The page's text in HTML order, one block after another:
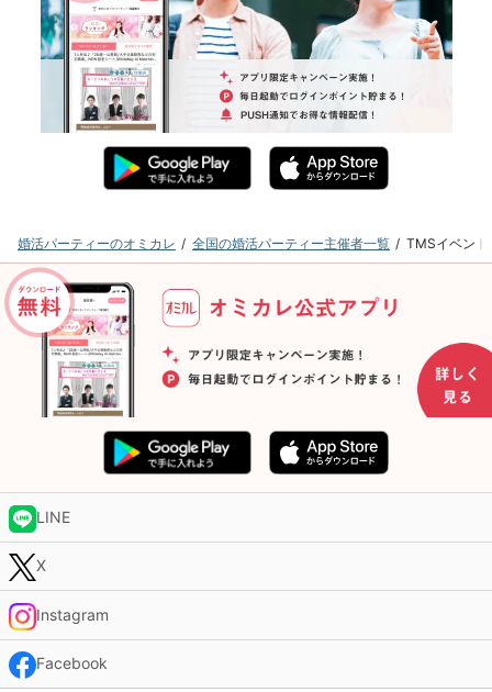
婚活パーティーのオミカレ 全国の婚活パーティー主催者一覧 TMSイベント
LINE
X
Instagram
Facebook